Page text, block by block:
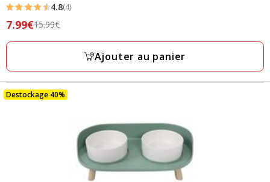
4.8
étoiles
avec
avis
4.8(4)
Prix
précédent
prix
final
7.99€
7.99€15.99€
Ajouter au panier
Destockage 40%